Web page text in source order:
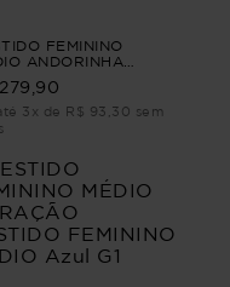
FEMININO
ANDORINHA
FEMININO
Azul G4
3x de R$ 93,30 sem